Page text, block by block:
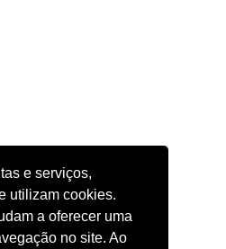
e serviços,
utilizam cookies.
a oferecer uma
no site. Ao